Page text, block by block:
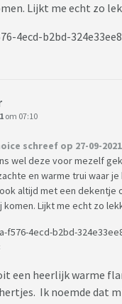
Lijkt me echt zo
om 07:10
schreef op 27-09-2021
wel deze voor mezelf
en warme trui waar je
altijd met een dekentje
komen. Lijkt me echt zo
een heerlijk warme
Ik noemde dat